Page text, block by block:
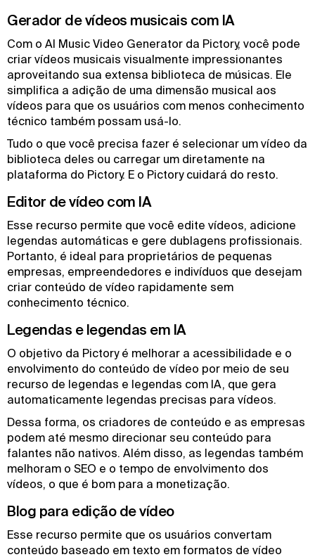
Gerador de vídeos musicais com IA
Com o AI Music Video Generator da Pictory, você pode
criar vídeos musicais visualmente impressionantes
aproveitando sua extensa biblioteca de músicas. Ele
simplifica a adição de uma dimensão musical aos
vídeos para que os usuários com menos conhecimento
técnico também possam usá-lo.
Tudo o que você precisa fazer é selecionar um vídeo da
biblioteca deles ou carregar um diretamente na
plataforma do Pictory. E o Pictory cuidará do resto.
Editor de vídeo com IA
Esse recurso permite que você edite vídeos, adicione
legendas automáticas e gere dublagens profissionais.
Portanto, é ideal para proprietários de pequenas
empresas, empreendedores e indivíduos que desejam
criar conteúdo de vídeo rapidamente sem
conhecimento técnico.
Legendas e legendas em IA
O objetivo da Pictory é melhorar a acessibilidade e o
envolvimento do conteúdo de vídeo por meio de seu
recurso de legendas e legendas com IA, que gera
automaticamente legendas precisas para vídeos.
Dessa forma, os criadores de conteúdo e as empresas
podem até mesmo direcionar seu conteúdo para
falantes não nativos. Além disso, as legendas também
melhoram o SEO e o tempo de envolvimento dos
vídeos, o que é bom para a monetização.
Blog para edição de vídeo
Esse recurso permite que os usuários convertam
conteúdo baseado em texto em formatos de vídeo